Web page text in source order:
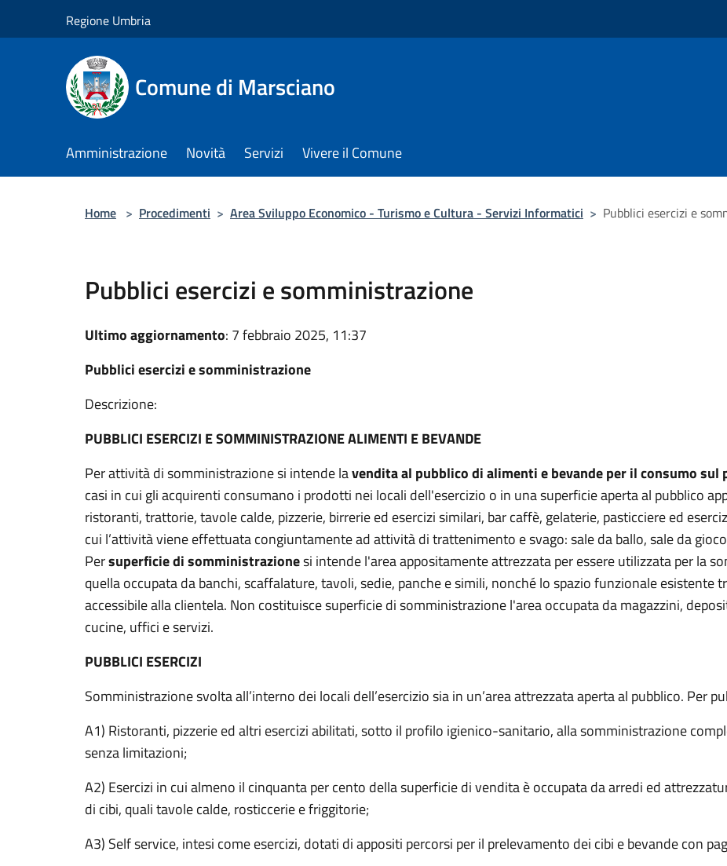
Regione Umbria
Comune di Marsciano
Amministrazione Novità Servizi Vivere il Comune
Home > Procedimenti > Area Sviluppo Economico - Turismo e Cultura - Servizi Informatici > Pubblici esercizi e
Pubblici esercizi e somministrazione
Ultimo aggiornamento: 7 febbraio 2025, 11:37
Pubblici esercizi e somministrazione
Descrizione:
PUBBLICI ESERCIZI E SOMMINISTRAZIONE ALIMENTI E BEVANDE
Per attività di somministrazione si intende lavendita al pubblico di alimenti e bevandeper il consumo sul
casi in cui gli acquirenti consumano i prodotti nei locali dell'esercizio o in una superficie aperta al pubblico
ristoranti, trattorie, tavole calde, pizzerie, birrerie ed esercizi similari, bar caffè, gelaterie, pasticciere ed
cui l’attività viene effettuata congiuntamente ad attività di trattenimento e svago: sale da ballo, sale da
Persuperficie di somministrazionesi intende l'area appositamente attrezzata per essere utilizzata per la
quella occupata da banchi, scaffalature, tavoli, sedie, panche e simili, nonché lo spazio funzionale esistente
accessibile alla clientela. Non costituisce superficie di somministrazione l'area occupata da magazzini,
cucine, uffici e servizi.
PUBBLICI ESERCIZI
Somministrazione svolta all’interno dei locali dell’esercizio sia in un’area attrezzata aperta al pubblico. Per
A1) Ristoranti, pizzerie ed altri esercizi abilitati, sotto il profilo igienico-sanitario, alla somministrazione
senza limitazioni;
A2) Esercizi in cui almeno il cinquanta per cento della superficie di vendita è occupata da arredi ed
di cibi, quali tavole calde, rosticcerie e friggitorie;
A3) Self service, intesi come esercizi, dotati di appositi percorsi per il prelevamento dei cibi e bevande con